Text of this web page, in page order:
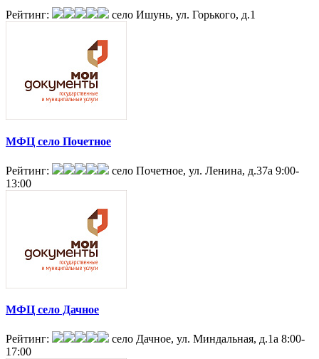
Рейтинг: село Ишунь, ул. Горького, д.1
МФЦ село Почетное
Рейтинг: село Почетное, ул. Ленина, д.37а 9:00-
13:00
МФЦ село Дачное
Рейтинг: село Дачное, ул. Миндальная, д.1а 8:00-
17:00